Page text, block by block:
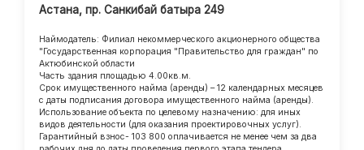
Астана, пр. Санкибай батыра 249
Наймодатель: Филиал некоммерческого акционерного общества
"Государственная корпорация "Правительство для граждан" по
Актюбинской области
Часть здания площадью 4.00кв.м.
Срок имущественного найма (аренды) – 12 календарных месяцев
с даты подписания договора имущественного найма (аренды).
Использование объекта по целевому назначению: для иных
видов деятельности (для оказания проектировочных услуг).
Гарантийный взнос- 103 800 оплачивается не менее чем за два